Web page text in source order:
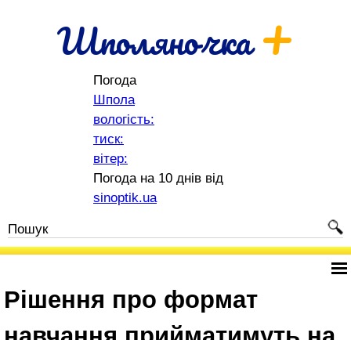
Шполяночка+
Погода
Шпола
вологість:
тиск:
вітер:
Погода на 10 днів від
sinoptik.ua
Рішення про формат